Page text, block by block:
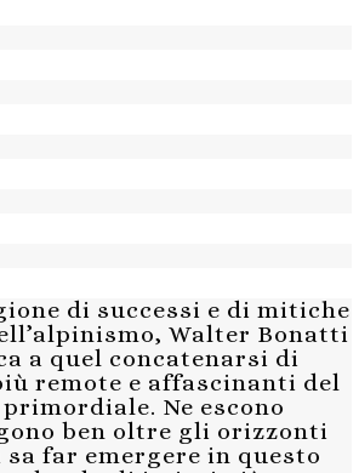
di successi e di mitiche
Walter Bonatti
a quel concatenarsi di
remote e affascinanti del
Ne escono
ben oltre gli orizzonti
far emergere in questo